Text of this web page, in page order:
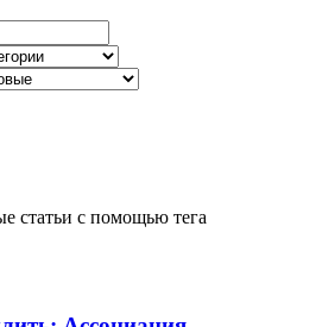
статьи с помощью тега